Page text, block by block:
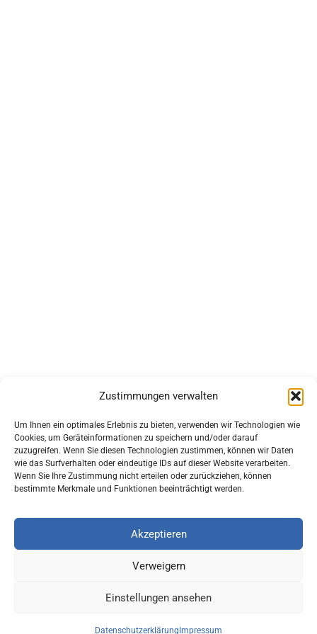
Zustimmungen verwalten
Um Ihnen ein optimales Erlebnis zu bieten, verwenden wir Technologien wie
Cookies, um Geräteinformationen zu speichern und/oder darauf
zuzugreifen. Wenn Sie diesen Technologien zustimmen, können wir Daten
wie das Surfverhalten oder eindeutige IDs auf dieser Website verarbeiten.
Wenn Sie Ihre Zustimmung nicht erteilen oder zurückziehen, können
bestimmte Merkmale und Funktionen beeinträchtigt werden.
Akzeptieren
Verweigern
Einstellungen ansehen
Datenschutzerklärung Impressum
Orani Malersysteme